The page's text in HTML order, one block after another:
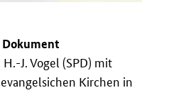
J. Vogel (SPD) mit
Kirchen in